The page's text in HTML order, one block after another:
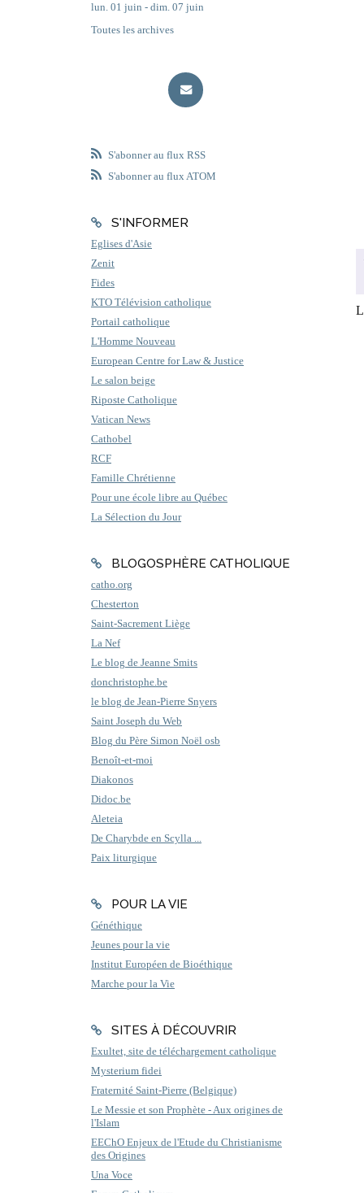
lun. 01 juin - dim. 07 juin
Toutes les archives
S'abonner au flux RSS
S'abonner au flux ATOM
S'INFORMER
Eglises d'Asie
Zenit
Fides
KTO Télévision catholique
Portail catholique
L'Homme Nouveau
European Centre for Law & Justice
Le salon beige
Riposte Catholique
Vatican News
Cathobel
RCF
Famille Chrétienne
Pour une école libre au Québec
La Sélection du Jour
BLOGOSPHÈRE CATHOLIQUE
catho.org
Chesterton
Saint-Sacrement Liège
La Nef
Le blog de Jeanne Smits
donchristophe.be
le blog de Jean-Pierre Snyers
Saint Joseph du Web
Blog du Père Simon Noël osb
Benoît-et-moi
Diakonos
Didoc.be
Aleteia
De Charybde en Scylla ...
Paix liturgique
POUR LA VIE
Généthique
Jeunes pour la vie
Institut Européen de Bioéthique
Marche pour la Vie
SITES À DÉCOUVRIR
Exultet, site de téléchargement catholique
Mysterium fidei
Fraternité Saint-Pierre (Belgique)
Le Messie et son Prophète - Aux origines de
l'Islam
EEChO Enjeux de l'Etude du Christianisme
des Origines
Una Voce